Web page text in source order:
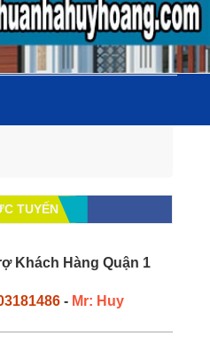
TUYẾN
Khách Hàng Quận 1
- Mr: Huy